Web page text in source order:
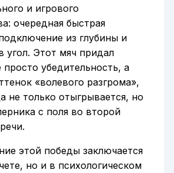
и игрового
очередная быстрая
из глубины и
угол. Этот мяч придал
просто убедительность, а
«волевого разгрома»,
не только отыгрывается, но
с поля во второй
этой победы заключается
но и в психологическом